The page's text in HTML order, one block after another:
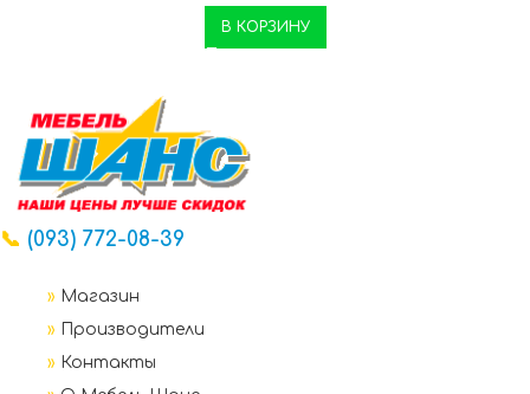
В КОРЗИНУ
📞 (093) 772-08-39
» Магазин
» Производители
» Контакты